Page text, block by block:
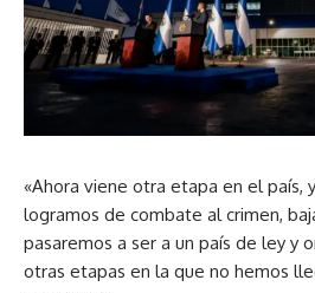
«Ahora viene otra etapa en el país,
logramos de combate al crimen,
pasaremos a ser a un país de ley y
otras etapas en la que no hemos